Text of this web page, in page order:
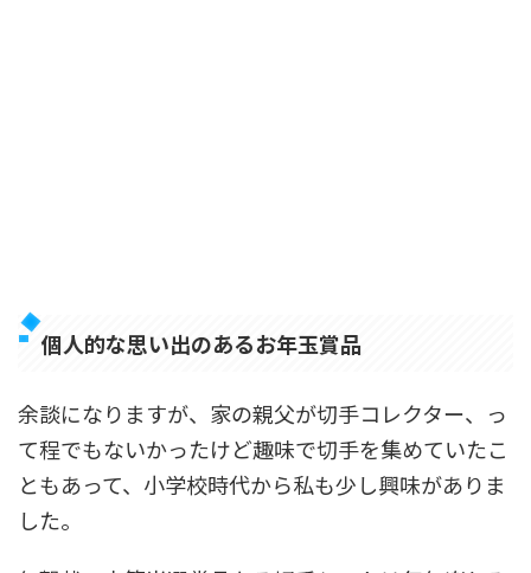
個人的な思い出のあるお年玉賞品
余談になりますが、家の親父が切手コレクター、っ
て程でもないかったけど趣味で切手を集めていたこ
ともあって、小学校時代から私も少し興味がありま
した。